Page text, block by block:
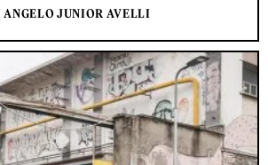
ANGELO JUNIOR AVELLI